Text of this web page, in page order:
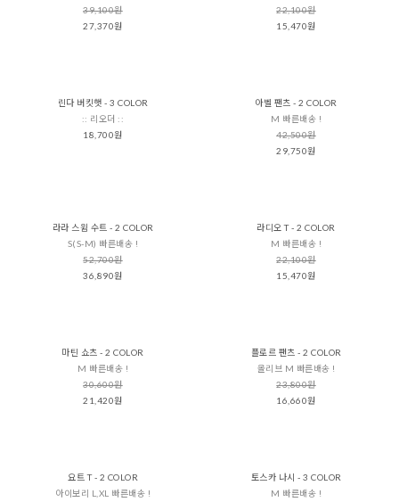
39,100원
27,370원
22,100원
15,470원
린다 버킷햇 - 3 COLOR
:: 리오더 ::
18,700원
아벨 팬츠 - 2 COLOR
M 빠른배송 !
42,500원
29,750원
라라 스윔 수트 - 2 COLOR
S(S-M) 빠른배송 !
52,700원
36,890원
라디오 T - 2 COLOR
M 빠른배송 !
22,100원
15,470원
마틴 쇼츠 - 2 COLOR
M 빠른배송 !
30,600원
21,420원
플로르 팬츠 - 2 COLOR
올리브 M 빠른배송 !
23,800원
16,660원
요트 T - 2 COLOR
아이보리 L,XL 빠른배송 !
토스카 나시 - 3 COLOR
M 빠른배송 !